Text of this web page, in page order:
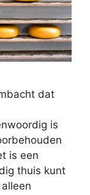
dat
is
is een
thuis kunt